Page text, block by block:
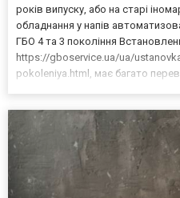
років випуску, або на старі
обладнання у напів
ГБО 4 та 3 покоління
https://gboservice.ua/ua/
pokoleniya.html, має багато